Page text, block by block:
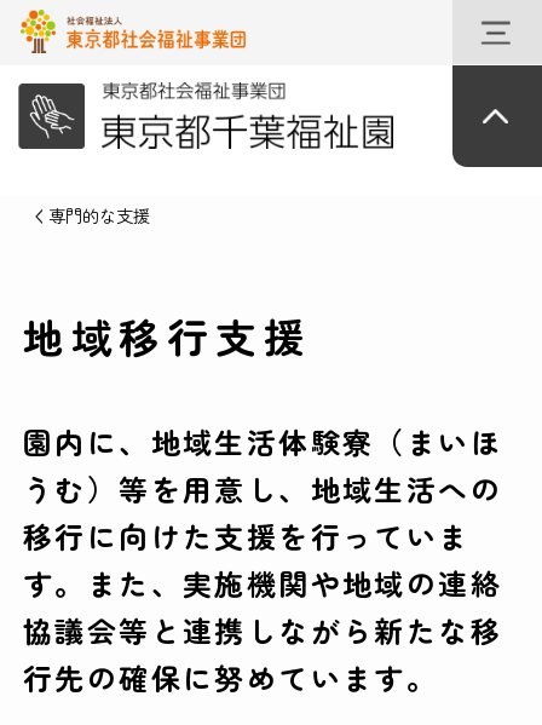
専門的な支援
地域移行支援
園内に、地域生活体験寮（まいほ
うむ）等を用意し、地域生活への
移行に向けた支援を行っていま
す。また、実施機関や地域の連絡
協議会等と連携しながら新たな移
行先の確保に努めています。